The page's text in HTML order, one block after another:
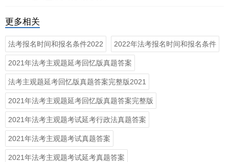
更多相关
法考报名时间和报名条件2022 2022年法考报名时间和报名条件
2021年法考主观题延考回忆版真题答案
法考主观题延考回忆版真题答案完整版2021
2021年法考主观题延考回忆版真题答案完整版
2021年法考主观题考试延考行政法真题答案
2021年法考主观题考试真题答案
2021年法考主观题考试延考真题答案